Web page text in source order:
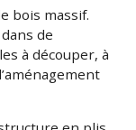
bois massif.
de
à découper, à